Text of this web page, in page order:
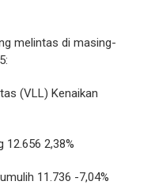
melintas di masing-
(VLL) Kenaikan
12.656 2,38%
11.736 -7,04%